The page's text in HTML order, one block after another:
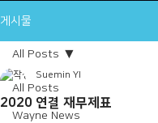
게시물
All Posts
Wayne News
All Posts
2020 연결 재무제표
Suemin YI